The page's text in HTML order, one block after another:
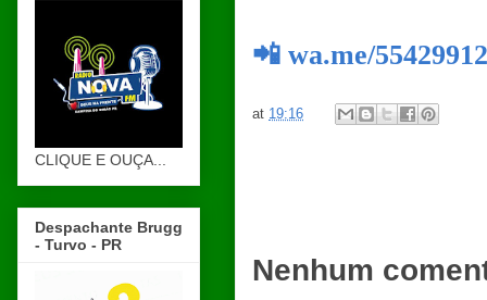
📲 wa.me/
at 19:16
Nenhum
CLIQUE E OUÇA...
Despachante Brugg
- Turvo - PR